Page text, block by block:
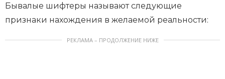
Бывалые шифтеры называют следующие
признаки нахождения в желаемой реальности:
РЕКЛАМА – ПРОДОЛЖЕНИЕ НИЖЕ